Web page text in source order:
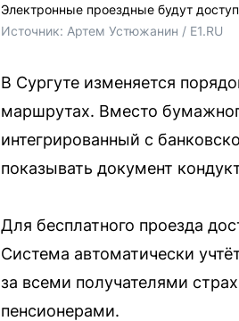
Электронные проездные будут
Источник: Артем Устюжанин / E1.RU
В Сургуте изменяется
маршрутах. Вместо
интегрированный с
показывать документ
Для бесплатного проезда
Система автоматически
за всеми получателями
пенсионерами.